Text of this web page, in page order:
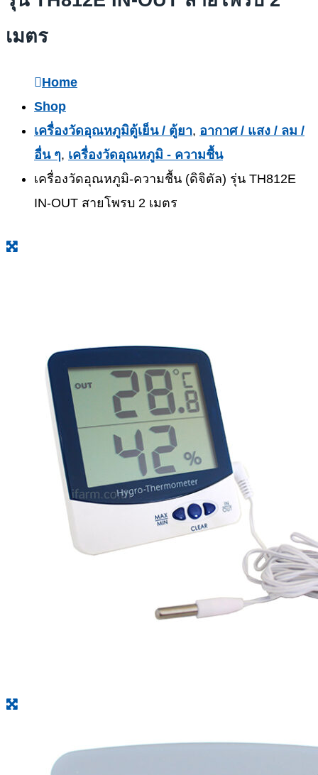
เมตร
Home
Shop
เครื่องวัดอุณหภูมิตู้เย็น / ตู้ยา, อากาศ / แสง / ลม /
อื่น ๆ, เครื่องวัดอุณหภูมิ - ความชื้น
เครื่องวัดอุณหภูมิ-ความชื้น (ดิจิตัล) รุ่น TH812E
IN-OUT สายโพรบ 2 เมตร